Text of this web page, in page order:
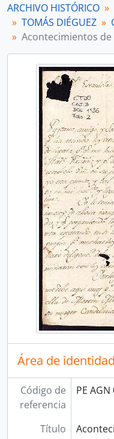
ARCHIVO HISTÓRICO
TOMÁS DIÉGUEZ
Acontecimientos
Área de identidad
Código de
referencia
PE
Título